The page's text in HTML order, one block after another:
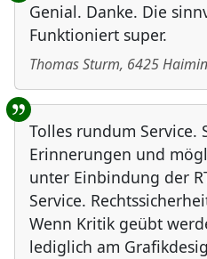
Genial. Danke. Die
Funktioniert super.
Thomas Sturm, 6425
Tolles rundum Service.
Erinnerungen und
unter Einbindung der
Service.
Wenn Kritik geübt
lediglich am